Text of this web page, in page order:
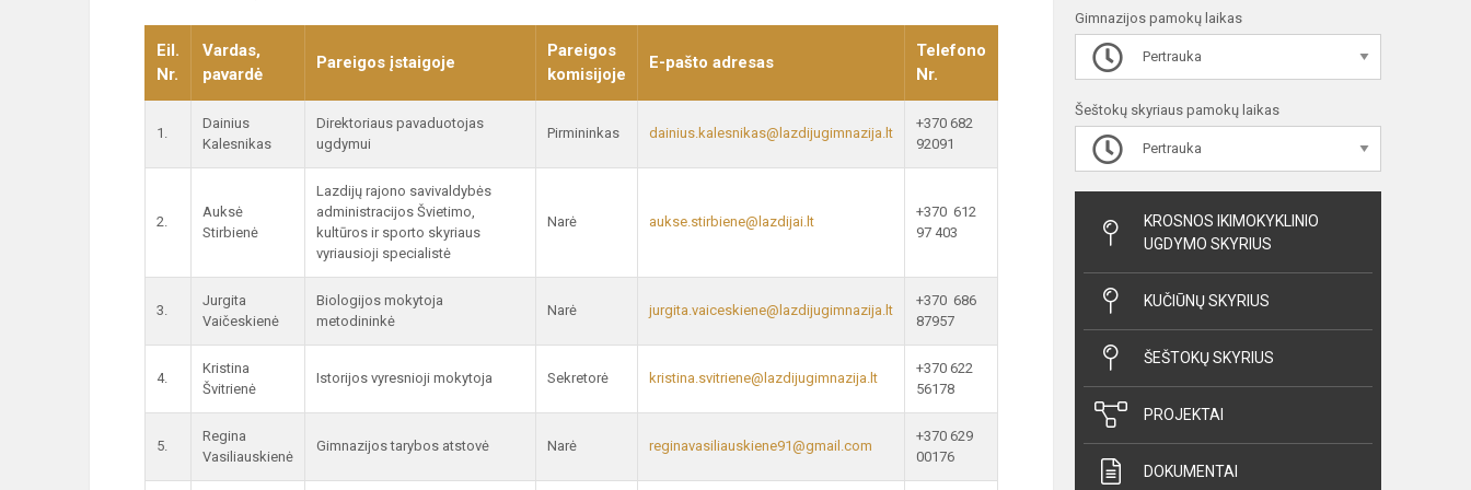
Eil.
Nr.
Vardas,
pavardė
Pareigos įstaigoje
Pareigos
komisijoje
E-pašto adresas
Telefono
Nr.
1.
Dainius
Kalesnikas
Direktoriaus pavaduotojas
ugdymui
Pirmininkas dainius.kalesnikas@lazdijugimnazija.lt
+370 682
92091
2.
Auksė
Stirbienė
Lazdijų rajono savivaldybės
administracijos Švietimo,
kultūros ir sporto skyriaus
vyriausioji specialistė
Narė aukse.stirbiene@lazdijai.lt
+370 612
97 403
3.
Jurgita
Vaičeskienė
Biologijos mokytoja
metodininkė
Narė jurgita.vaiceskiene@lazdijugimnazija.lt
+370 686
87957
4.
Kristina
Švitrienė
Istorijos vyresnioji mokytoja Sekretorė kristina.svitriene@lazdijugimnazija.lt
+370 622
56178
5.
Regina
Vasiliauskienė
Gimnazijos tarybos atstovė Narė reginavasiliauskiene91@gmail.com
+370 629
00176
Gimnazijos pamokų laikas
Pertrauka
Šeštokų skyriaus pamokų laikas
Pertrauka
KROSNOS IKIMOKYKLINIO
UGDYMO SKYRIUS
KUČIŪNŲ SKYRIUS
ŠEŠTOKŲ SKYRIUS
PROJEKTAI
DOKUMENTAI